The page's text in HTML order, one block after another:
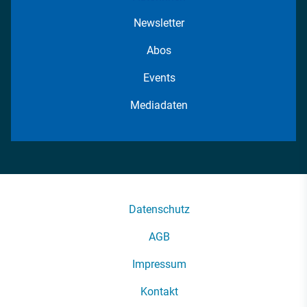
Newsletter
Abos
Events
Mediadaten
Datenschutz
AGB
Impressum
Kontakt